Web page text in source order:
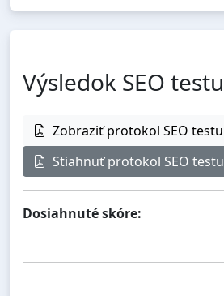
Výsledok SEO testu
Zobraziť protokol SEO testu
Stiahnuť protokol SEO testu
Dosiahnuté skóre: